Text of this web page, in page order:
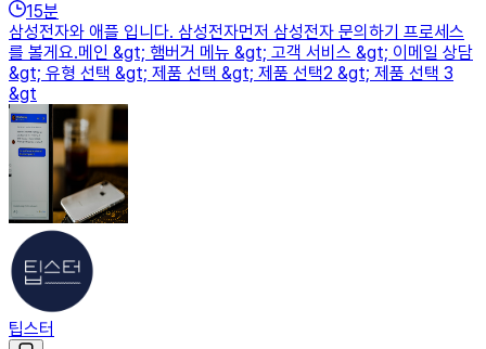
15분
삼성전자와 애플 입니다. 삼성전자먼저 삼성전자 문의하기 프로세스
를 볼게요.메인 &gt; 햄버거 메뉴 &gt; 고객 서비스 &gt; 이메일 상담
&gt; 유형 선택 &gt; 제품 선택 &gt; 제품 선택2 &gt; 제품 선택 3
&gt
팁스터